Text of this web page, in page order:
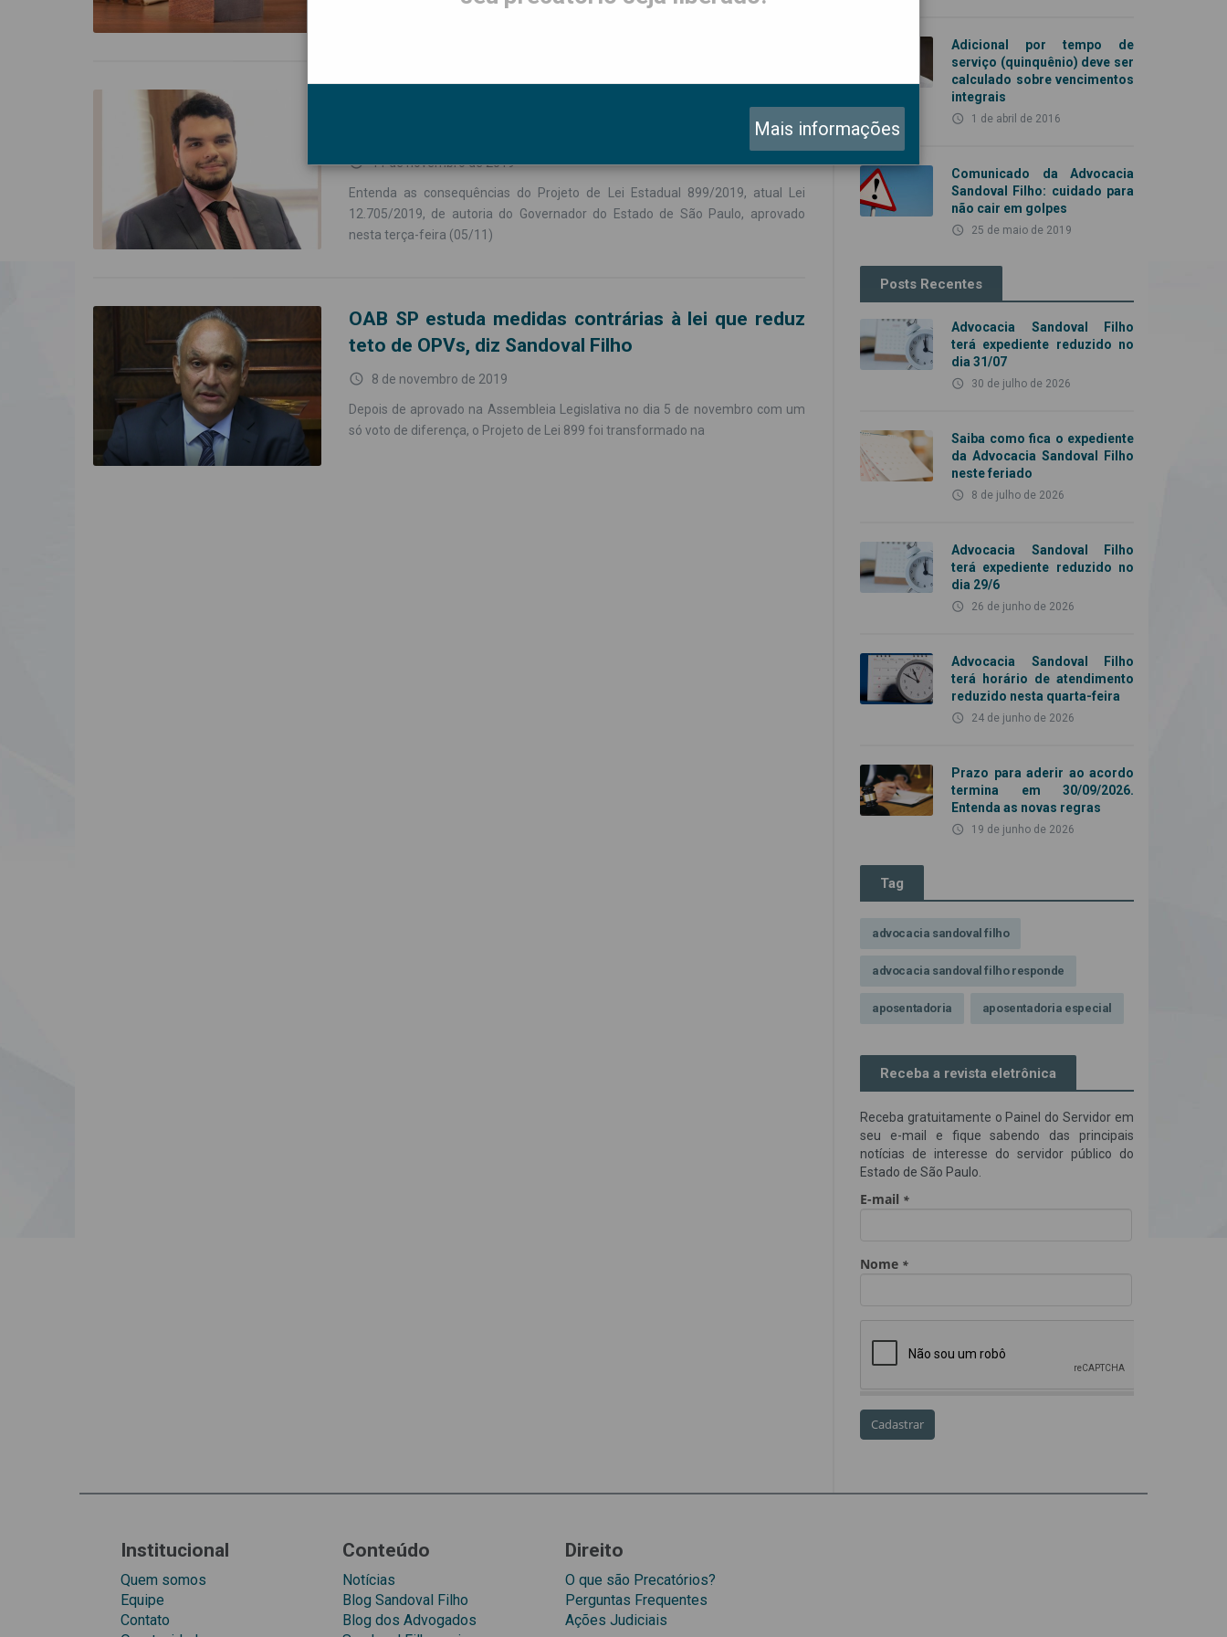
Entenda as consequências do PL 899/2019, atual
access_time 11 de novembro de 2019
Entenda as consequências do Projeto de Lei Estadual 899/2019, atual Lei
12.705/2019, de autoria do Governador do Estado de São Paulo, aprovado
nesta terça-feira (05/11)
OAB SP estuda medidas contrárias à lei que reduz
teto de OPVs, diz Sandoval Filho
access_time 8 de novembro de 2019
Depois de aprovado na Assembleia Legislativa no dia 5 de novembro com um
só voto de diferença, o Projeto de Lei 899 foi transformado na
Adicional por tempo de
serviço (quinquênio) deve ser
calculado sobre vencimentos
integrais
access_time 1 de abril de 2016
Comunicado da Advocacia
Sandoval Filho: cuidado para
não cair em golpes
access_time 25 de maio de 2019
Posts Recentes
Advocacia Sandoval Filho
terá expediente reduzido no
dia 31/07
access_time 30 de julho de 2026
Saiba como fica o expediente
da Advocacia Sandoval Filho
neste feriado
access_time 8 de julho de 2026
Advocacia Sandoval Filho
terá expediente reduzido no
dia 29/6
access_time 26 de junho de 2026
Advocacia Sandoval Filho
terá horário de atendimento
reduzido nesta quarta-feira
access_time 24 de junho de 2026
Prazo para aderir ao acordo
termina em 30/09/2026.
Entenda as novas regras
access_time 19 de junho de 2026
Tag
advocacia sandoval filho
advocacia sandoval filho responde
aposentadoria aposentadoria especial
Campanha contra assédio ilegal
Campanha da OAB SP CNJ
Comissão de Precatórios da OAB SP
credores prioritários
Dia dos Professores
golpe do precatório
golpes a credores
Messias Falleiros OAB SP OPV
Receba a revista eletrônica
Receba gratuitamente o Painel do Servidor em
seu e-mail e fique sabendo das principais
notícias de interesse do servidor público do
Estado de São Paulo.
Institucional
Quem somos
Equipe
Contato
Conteúdo
Notícias
Blog Sandoval Filho
Blog dos Advogados
Direito
O que são Precatórios?
Perguntas Frequentes
Ações Judiciais
Mais informações